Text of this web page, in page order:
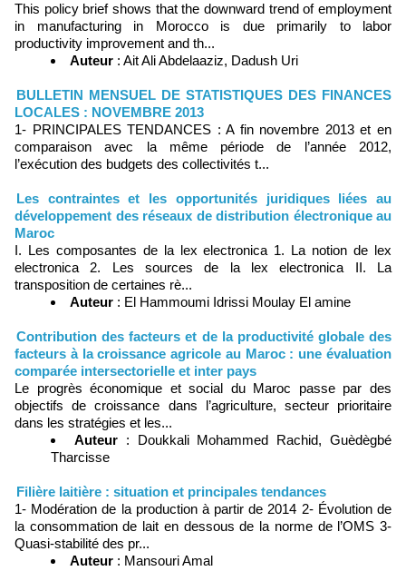
This policy brief shows that the downward trend of employment
in manufacturing in Morocco is due primarily to labor
productivity improvement and th...
Auteur : Ait Ali Abdelaaziz, Dadush Uri
BULLETIN MENSUEL DE STATISTIQUES DES FINANCES
LOCALES : NOVEMBRE 2013
1- PRINCIPALES TENDANCES : A fin novembre 2013 et en
comparaison avec la même période de l’année 2012,
l’exécution des budgets des collectivités t...
Les contraintes et les opportunités juridiques liées au
développement des réseaux de distribution électronique au
Maroc
I. Les composantes de la lex electronica 1. La notion de lex
electronica 2. Les sources de la lex electronica II. La
transposition de certaines rè...
Auteur : El Hammoumi Idrissi Moulay El amine
Contribution des facteurs et de la productivité globale des
facteurs à la croissance agricole au Maroc : une évaluation
comparée intersectorielle et inter pays
Le progrès économique et social du Maroc passe par des
objectifs de croissance dans l’agriculture, secteur prioritaire
dans les stratégies et les...
Auteur: Doukkali Mohammed Rachid, Guèdègbé
Tharcisse
Filière laitière : situation et principales tendances
1- Modération de la production à partir de 2014 2- Évolution de
la consommation de lait en dessous de la norme de l’OMS 3-
Quasi-stabilité des pr...
Auteur : Mansouri Amal